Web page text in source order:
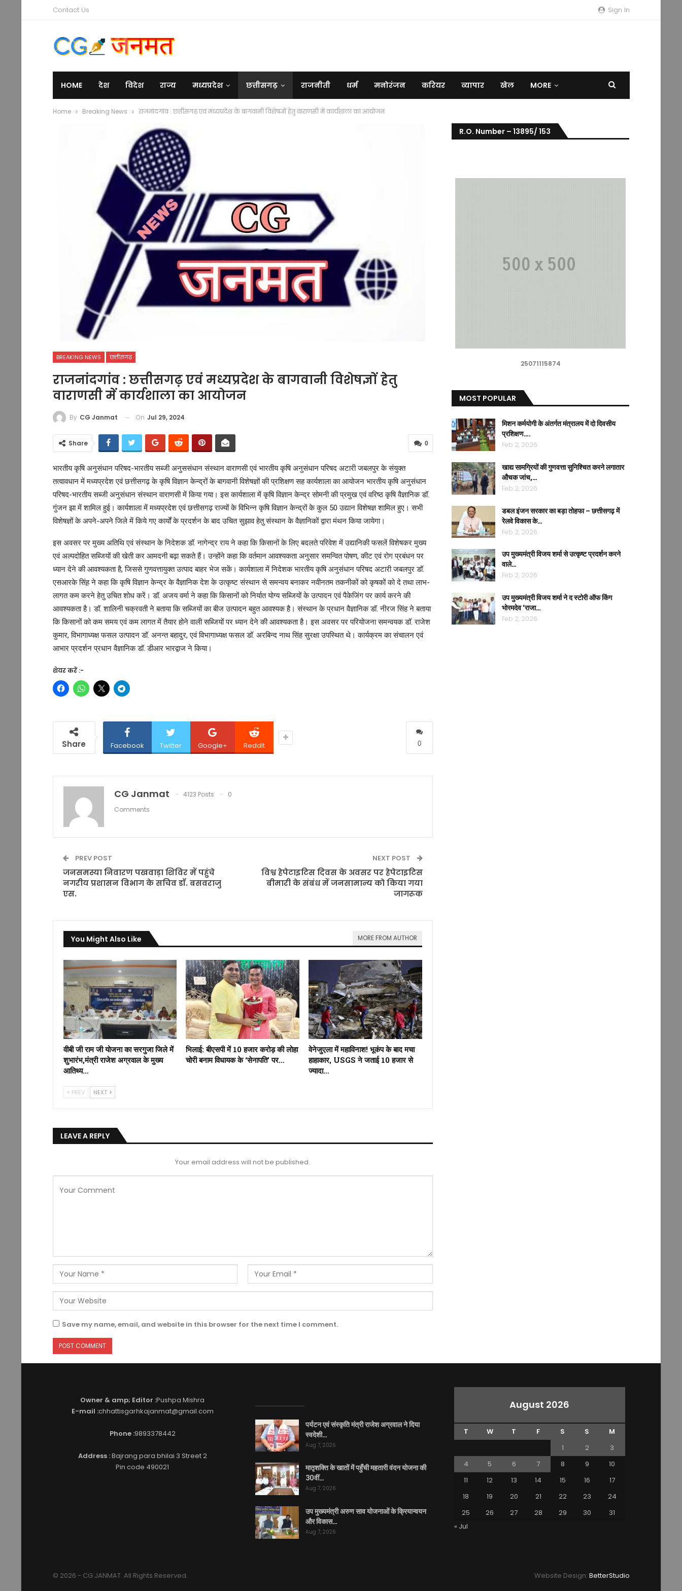
Sign In
Contact Us
HOME देश विदेश राज्य मध्यप्रदेश छत्तीसगढ़ राजनीती धर्म मनोरंजन करियर व्यापार खेल MORE
Home Breaking News राजनांदगांव : छत्तीसगढ़ एवं मध्यप्रदेश के बागवानी विशेषज्ञों हेतु वाराणसी में कार्यशाला का आयोजन
BREAKING NEWS छत्तीसगढ़
राजनांदगांव : छत्तीसगढ़ एवं मध्यप्रदेश के बागवानी विशेषज्ञों हेतु
वाराणसी में कार्यशाला का आयोजन
By CG Janmat On Jul 29, 2024
0
Share
भारतीय कृषि अनुसंधान परिषद-भारतीय सब्जी अनुससंधान संस्थान वाराणसी एवं भारतीय कृषि अनुसंधान परिषद अटारी जबलपुर के संयुक्त
तत्वावधान में मध्यप्रदेश एवं छत्तीसगढ़ के कृषि विज्ञान केन्द्रों के बागवानी विशेषज्ञों की प्रशिक्षण सह कार्यशाला का आयोजन भारतीय कृषि अनुसंधान
परिषद-भारतीय सब्जी अनुसंधान संस्थान वाराणसी में किया गया। इस कार्यशाला में कृषि विज्ञान केन्द्र सोमनी की प्रमुख एवं वरिष्ठ कृषि वैज्ञानिक डॉ.
गुंजन झा में शामिल हुई। कार्यशाला में मध्यप्रदेश एवं छत्तीसगढ़ राज्यों के विभिन्न कृषि विज्ञान केन्द्रों के कुल 50 उद्यान विशेषज्ञ शामिल हुए। सभी
विशेषज्ञों के अपने-अपने जिले में किये गए कार्यों के प्रदर्शन के बाद उचित सुझाव हेतु संस्थान के वैज्ञानिकों द्वारा मंथन किया जायेगा।
इस अवसर पर मुख्य अतिथि एवं संस्थान के निदेशक डॉ. नागेन्द्र राय ने कहा कि किसानों के लिए बदलते परिवेश में उद्यानिकी फसलें विशेषकर मुख्य
एवं अल्पदोहित सब्जियों की खेती कर आमदनी बढ़ा सकते हैं। उन्होंने कहा कि वर्तमान आवश्यकता अनुसार समन्वित पोषण, कीट एवं रोग प्रबंधन पर
ध्यान देने की आवश्यकता है, जिससे गुणवत्तायुक्त उत्पाद बाहर भेज सकें। कार्यशाला में निदेशक भारतीय कृषि अनुसंधान परिषद अटारी जबलपुर डॉ.
एसआरके सिंह़ ने कहा कि कृषि विज्ञान केन्द्र के वैज्ञानिक देश के उत्कृष्ट संस्थान से समन्वय बनाकर नवीनतम तकनीकों को कृषकों को दे तथा लाभ-
लागत कम करने हेतु उचित शोध करें। डॉ. अजय वर्मा ने कहा कि किसानों को निर्यात योग्य सब्जियों के उत्पादन एवं पैकेजिंग पर कार्य करने की
आवश्यकता है। डॉ. शालिनी चक्रवती ने बताया कि सब्जियों का बीज उत्पादन बहुत आवश्यक है। संस्थान के प्रधान वैज्ञानिक डॉ. नीरज सिंह ने बताया
कि किसानों को कम समय एवं कम लागत में तैयार होने वाली सब्जियों पर ध्यान देने की आवश्यकता है। इस अवसर पर परियोजना समन्वयक डॉ. राजेश
कुमार, विभागाध्यक्ष फसल उत्पादन डॉ. अनन्त बहादुर, एवं विभागाध्यक्ष फसल डॉ. अरबिन्द नाथ सिंह सुरक्षा उपस्थित थे। कार्यक्रम का संचालन एवं
आभार प्रदर्शन प्रधान वैज्ञानिक डॉ. डीआर भारद्वाज ने किया।
शेयर करें :-
0
Share Facebook Twitter Google+ ReddIt
CG Janmat 4123 Posts
0
Comments
PREV POST
जनसमस्या निवारण पखवाड़ा शिविर में पहुंचे
नगरीय प्रशासन विभाग के सचिव डॉ. बसवराजु
एस.
NEXT POST
विश्व हेपेटाइटिस दिवस के अवसर पर हेपेटाइटिस
बीमारी के संबंध में जनसामान्य को किया गया
जागरूक
You Might Also Like MORE FROM AUTHOR
वीबी जी राम जी योजना का सरगुजा जिले में
शुभारंभ,मंत्री राजेश अग्रवाल के मुख्य
आतिथ्य…
भिलाई: बीएसपी में 10 हजार करोड़ की लोहा
चोरी बनाम विधायक के ‘सेनापति’ पर…
वेनेजुएला में महाविनाश! भूकंप के बाद मचा
हाहाकार, USGS ने जताई 10 हजार से
ज्यादा…
PREV NEXT
LEAVE A REPLY
Your email address will not be published.
Save my name, email, and website in this browser for the next time I comment.
R.O. Number – 13895/ 153
25071115874
MOST POPULAR
मिशन कर्मयोगी के अंतर्गत मंत्रालय में दो दिवसीय
प्रशिक्षण….
Feb 2, 2026
खाद्य सामग्रियों की गुणवत्ता सुनिश्चित करने लगातार
औचक जांच,…
Feb 2, 2026
डबल इंजन सरकार का बड़ा तोहफा – छत्तीसगढ़ में
रेलवे विकास के…
Feb 2, 2026
उप मुख्यमंत्री विजय शर्मा से उत्कृष्ट प्रदर्शन करने
वाले…
Feb 2, 2026
उप मुख्यमंत्री विजय शर्मा ने द स्टोरी ऑफ किंग
भोरमदेव ‘राजा…
Feb 2, 2026
Owner & amp; Editor :Pushpa Mishra
E-mail :chhattisgarhkajanmat@gmail.com
Phone :9893378442
Address :Bajrang para bhilai 3 Street 2
Pin code 490021
पर्यटन एवं संस्कृति मंत्री राजेश अग्रवाल ने दिया
स्वदेशी…
Aug 7, 2026
मातृशक्ति के खातों में पहुँची महतारी वंदन योजना की
30वीं…
Aug 7, 2026
उप मुख्यमंत्री अरुण साव योजनाओं के क्रियान्वयन
और विकास…
Aug 7, 2026
August 2026
T W T F S S
M
1
2
3
4
5 6 7 8 9
10
11
12 13 14 15 16
17
18
19 20 21 22 23
24
25
26 27 28 29 30
31
« Jul
© 2026 - CG JANMAT. All Rights Reserved. Website Design: BetterStudio